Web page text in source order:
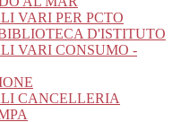
VARI PER PCTO
D'ISTITUTO
VARI CONSUMO -
CANCELLERIA